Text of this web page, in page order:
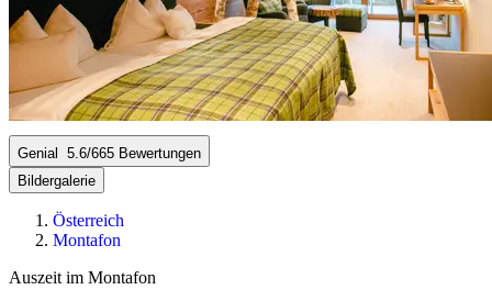
Genial 5.6/665 Bewertungen
Bildergalerie
Österreich
Montafon
Auszeit im Montafon